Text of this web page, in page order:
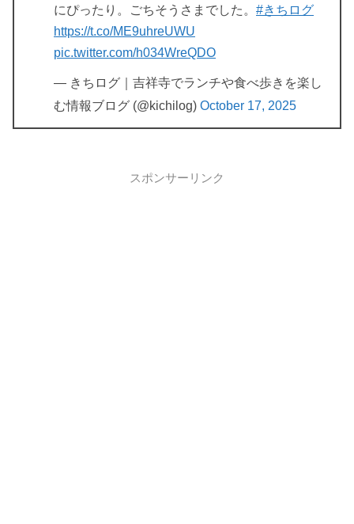
にぴったり。ごちそうさまでした。 #きちログ
https://t.co/ME9uhreUWU
pic.twitter.com/h034WreQDO
— きちログ｜吉祥寺でランチや食べ歩きを楽し
む情報ブログ (@kichilog) October 17, 2025
スポンサーリンク